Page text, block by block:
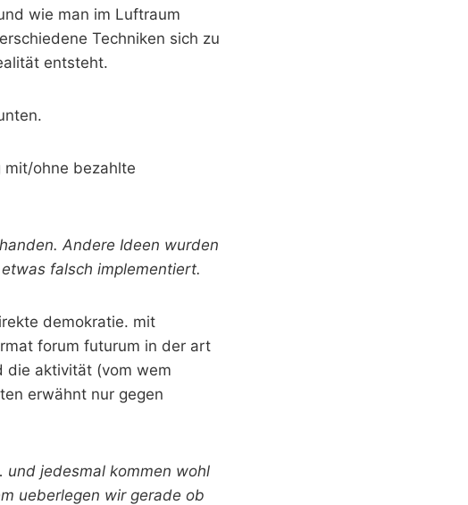
wie man im Luftraum
Techniken sich zu
entsteht.
mit/ohne bezahlte
Andere Ideen wurden
falsch implementiert.
demokratie. mit
forum futurum in der art
die aktivität (vom wem
erwähnt nur gegen
und jedesmal kommen wohl
ueberlegen wir gerade ob